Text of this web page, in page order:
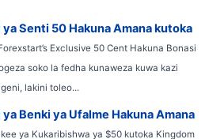
ya Senti 50 Hakuna Amana kutoka
Exclusive 50 Cent Hakuna Bonasi
soko la fedha kunaweza kuwa kazi
lakini toleo...
ya Benki ya Ufalme Hakuna Amana
ya Kukaribishwa ya $50 kutoka Kingdom